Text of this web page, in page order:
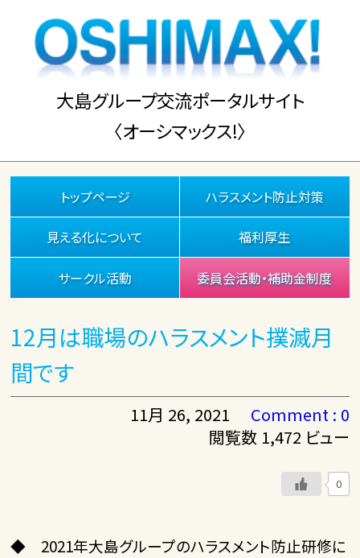
大島グループ交流ポータルサイト
〈オーシマックス!〉
トップページ ハラスメント防止対策
見える化について 福利厚生
サークル活動 委員会活動・補助金制度
12月は職場のハラスメント撲滅月
間です
11月 26, 2021
Comment : 0
閲覧数 1,472 ビュー
0
◆ 2021年大島グループのハラスメント防止研修に